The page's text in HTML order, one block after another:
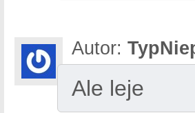
Autor:
Ale leje